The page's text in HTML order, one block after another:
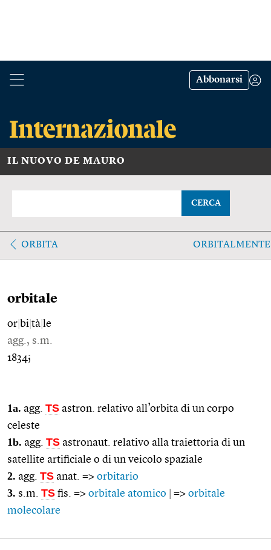
Abbonarsi
IL NUOVO DE MAURO
CERCA
ORBITA ORBITALMENTE
orbitale
or bi tà le
agg., s.m.
1834;
1a. agg. TS astron. relativo all’orbita di un corpo
celeste
1b. agg. TS astronaut. relativo alla traiettoria di un
satellite artificiale o di un veicolo spaziale
2. agg. TS anat. => orbitario
3. s.m. TS fis. => orbitale atomico => orbitale
molecolare